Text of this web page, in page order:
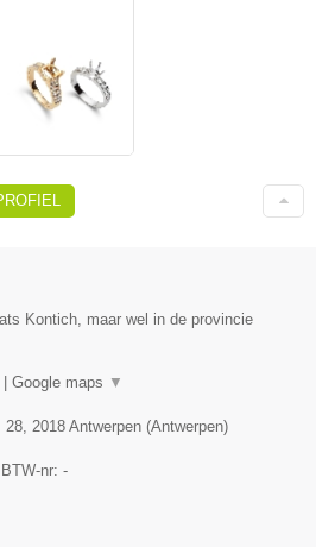
Kontich, maar wel in de provincie
| Google maps ▼
28 2018 Antwerpen (Antwerpen)
, BTW-nr: -